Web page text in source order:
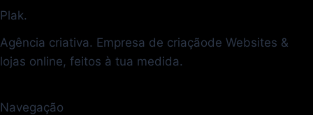
Plak.
Agência criativa. Empresa de criaçãode Websites &
lojas online, feitos à tua medida.
Navegação